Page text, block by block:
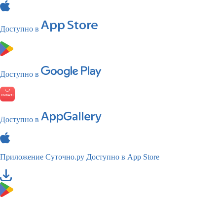
Доступно в
Доступно в
Доступно в
Приложение Суточно.ру Доступно в App Store